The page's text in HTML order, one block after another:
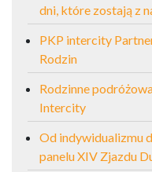
dni, które zostają z
PKP intercity
Rodzin
Rodzinne
Intercity
Od indywidualizmu
panelu XIV Zjazdu